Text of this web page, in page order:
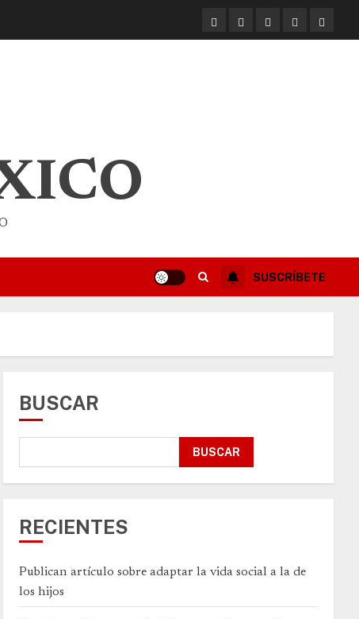
SUSCRÍBETE
BUSCAR
BUSCAR
RECIENTES
Publican artículo sobre adaptar la vida social a la de
los hijos